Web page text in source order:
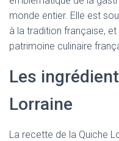
monde entier. Elle est
à la tradition française,
patrimoine culinaire
Les
Lorraine
La recette de la Quiche